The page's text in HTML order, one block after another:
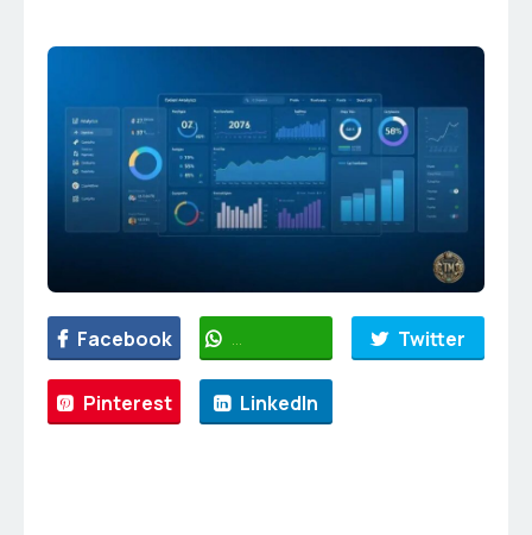
Facebook WhatsApp Twitter
Pinterest LinkedIn